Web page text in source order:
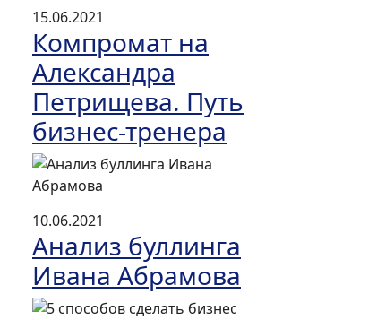
15.06.2021
Компромат на
Александра
Петрищева. Путь
бизнес-тренера
10.06.2021
Анализ буллинга
Ивана Абрамова